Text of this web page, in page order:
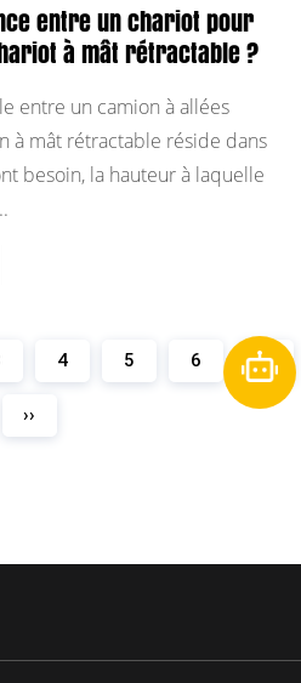
entre un chariot pour
à mât rétractable ?
entre un camion à allées
à mât rétractable réside dans
besoin, la hauteur à laquelle
4 5 6 ›
››